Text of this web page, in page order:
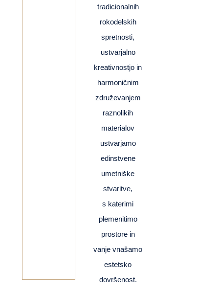
tradicionalnih
rokodelskih
spretnosti,
ustvarjalno
kreativnostjo in
harmoničnim
združevanjem
raznolikih
materialov
ustvarjamo
edinstvene
umetniške
stvaritve,
s katerimi
plemenitimo
prostore in
vanje vnašamo
estetsko
dovršenost.